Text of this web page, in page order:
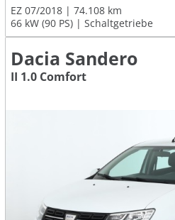
EZ 07/2018
74.108 km
66 kW (90 PS)
Schaltgetriebe
Dacia Sandero
II 1.0 Comfort